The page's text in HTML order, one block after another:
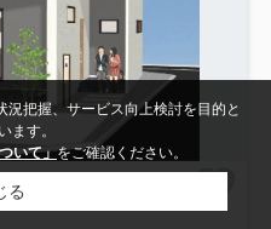
把握、サービス向上検討を目的と
ます。
いて」をご確認ください。
る